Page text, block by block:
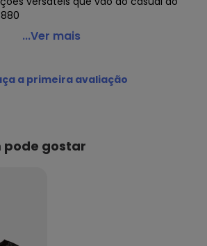
Tule do Mickey Mouse Preto
COMERCIO DE CONFECCOES LTDA /
66
...Ver mais
a primeira avaliação
pode gostar